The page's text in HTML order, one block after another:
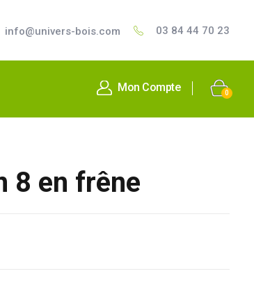
info@univers-bois.com 03 84 44 70 23
Mon Compte 0
8 en frêne